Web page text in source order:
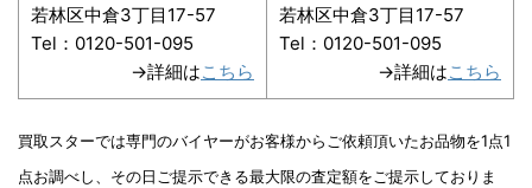
若林区中倉3丁目17-57
Tel：0120-501-095
→詳細はこちら
若林区中倉3丁目17-57
Tel：0120-501-095
→詳細はこちら
買取スターでは専門のバイヤーがお客様からご依頼頂いたお品物を1点1
点お調べし、その日ご提示できる最大限の査定額をご提示しておりま